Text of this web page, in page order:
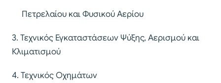
Πετρελαίου και Φυσικού Αερίου
3. Τεχνικός Εγκαταστάσεων Ψύξης, Αερισμού και
Κλιματισμού
4. Τεχνικός Οχημάτων